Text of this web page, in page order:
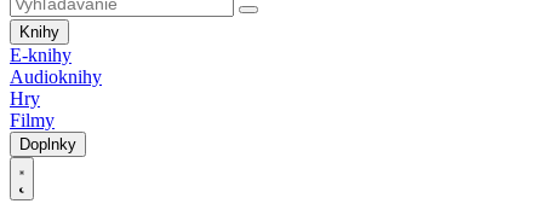
Knihy
E-knihy
Audioknihy
Hry
Filmy
Doplnky